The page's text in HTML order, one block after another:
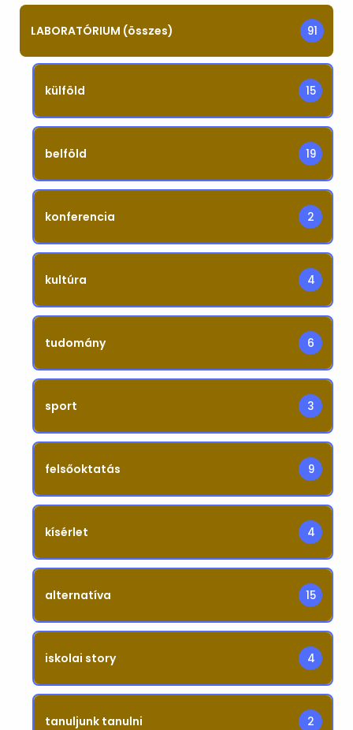
LABORATÓRIUM (összes) 91
külföld 15
belföld 19
konferencia 2
kultúra 4
tudomány 6
sport 3
felsőoktatás 9
kísérlet 4
alternatíva 15
iskolai story 4
tanuljunk tanulni 2